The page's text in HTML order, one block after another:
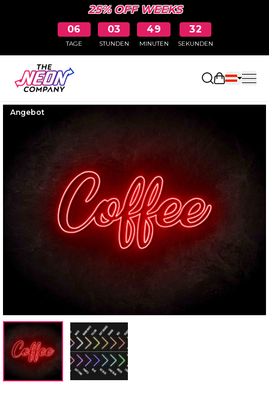
25% OFF WEEKS
06
TAGE
03
STUNDEN
49
MINUTEN
31
SEKUNDEN
Angebot